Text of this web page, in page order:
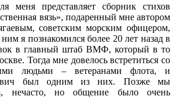
меня представляет сборник стихов
вязь», подаренный мне автором
советским морским офицером,
я познакомился более 20 лет назад в
в главный штаб ВМФ, который в то
Тогда мне довелось встретиться со
людьми – ветеранами флота, и
был одним из них. Позже мы
нечасто, но общение было очень